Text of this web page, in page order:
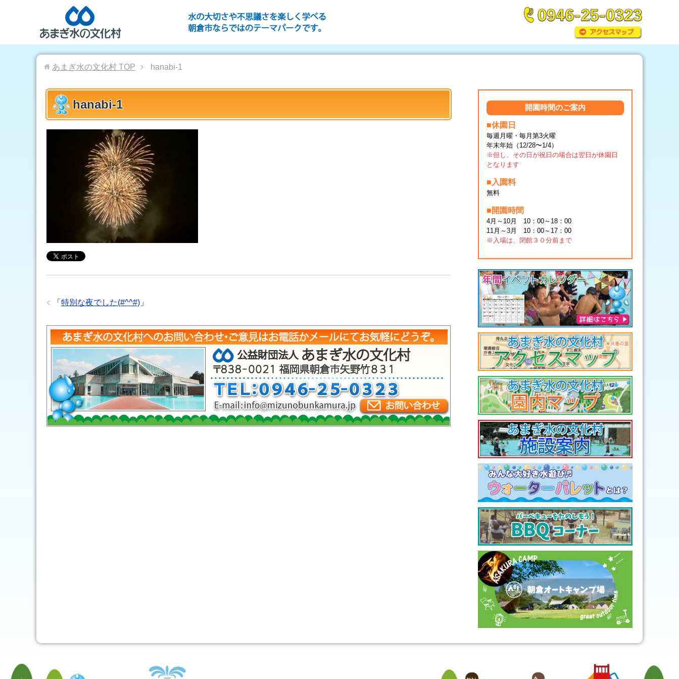
あまぎ水の文化村 TOP hanabi-1
hanabi-1
「 特別な夜でした(#^^#) 」
開園時間のご案内
■休園日
毎週月曜・毎月第3火曜
年末年始（12/28〜1/4）
※但し、その日が祝日の場合は翌日が休園日
となります
■入園料
無料
■開園時間
4月～10月 10：00～18：00
11月～3月 10：00～17：00
※入場は、閉館３０分前まで